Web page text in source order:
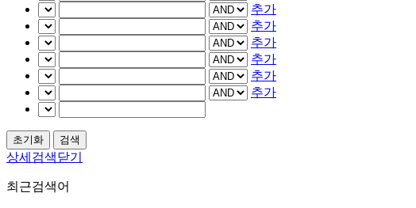
추가
추가
추가
추가
추가
추가
상세검색닫기
최근검색어